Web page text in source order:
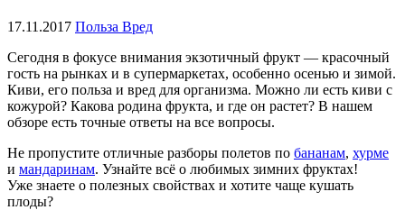
17.11.2017 Польза Вред
Сегодня в фокусе внимания экзотичный фрукт — красочный
гость на рынках и в супермаркетах, особенно осенью и зимой.
Киви, его польза и вред для организма. Можно ли есть киви с
кожурой? Какова родина фрукта, и где он растет? В нашем
обзоре есть точные ответы на все вопросы.
Не пропустите отличные разборы полетов по бананам, хурме
и мандаринам. Узнайте всё о любимых зимних фруктах!
Уже знаете о полезных свойствах и хотите чаще кушать
плоды?